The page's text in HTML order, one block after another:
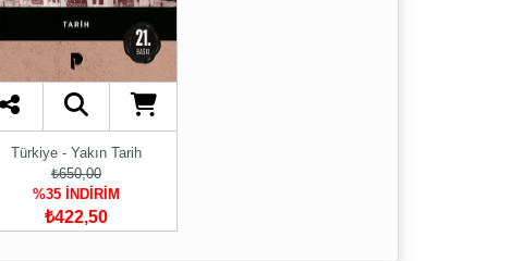
Türkiye - Yakın Tarih
₺650,00
%35 İNDİRİM
₺422,50